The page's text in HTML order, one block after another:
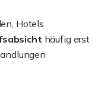
Hotels
häufig erst